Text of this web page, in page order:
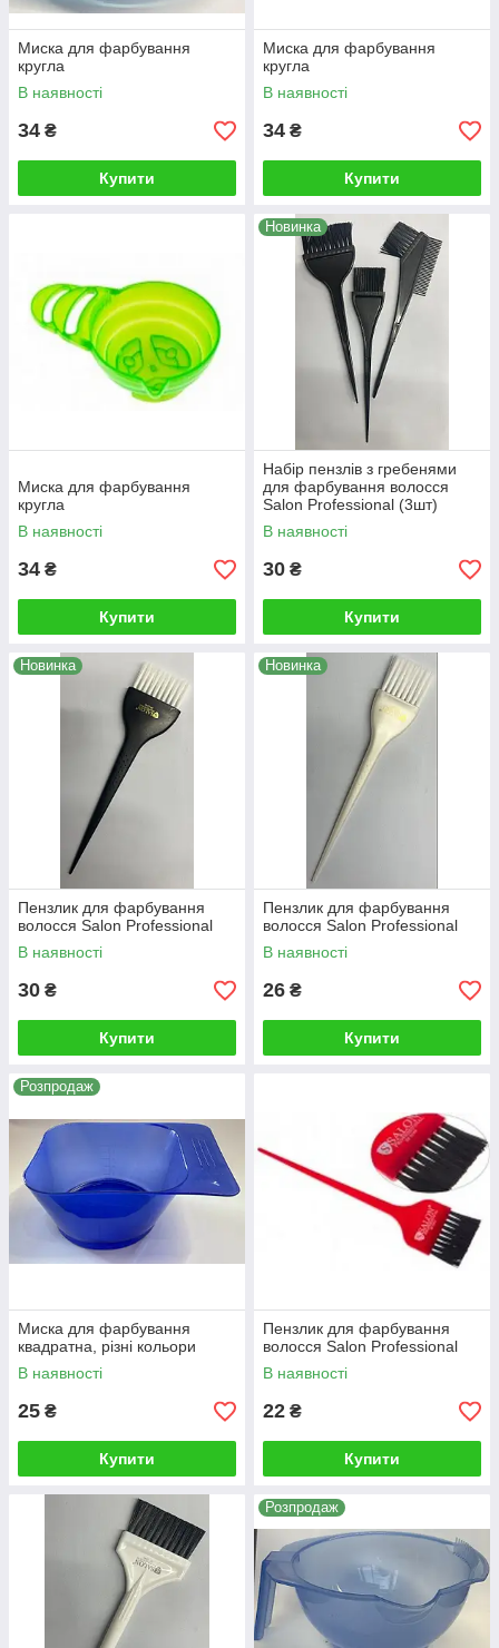
Миска для фарбування
кругла
В наявності
34 ₴
Купити
Миска для фарбування
кругла
В наявності
34 ₴
Купити
Миска для фарбування
кругла
В наявності
34 ₴
Купити
Новинка
Набір пензлів з гребенями
для фарбування волосся
Salon Professional (3шт)
В наявності
30 ₴
Купити
Новинка
Пензлик для фарбування
волосся Salon Professional
В наявності
30 ₴
Купити
Новинка
Пензлик для фарбування
волосся Salon Professional
В наявності
26 ₴
Купити
Розпродаж
Миска для фарбування
квадратна, різні кольори
В наявності
25 ₴
Купити
Пензлик для фарбування
волосся Salon Professional
В наявності
22 ₴
Купити
Розпродаж